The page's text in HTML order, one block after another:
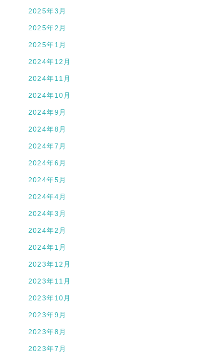
2025年3月
2025年2月
2025年1月
2024年12月
2024年11月
2024年10月
2024年9月
2024年8月
2024年7月
2024年6月
2024年5月
2024年4月
2024年3月
2024年2月
2024年1月
2023年12月
2023年11月
2023年10月
2023年9月
2023年8月
2023年7月